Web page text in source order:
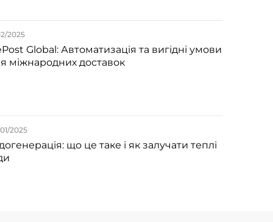
2025
Global: Автоматизація та вигідні умови
міжнародних доставок
2025
що це таке і як залучати теплі